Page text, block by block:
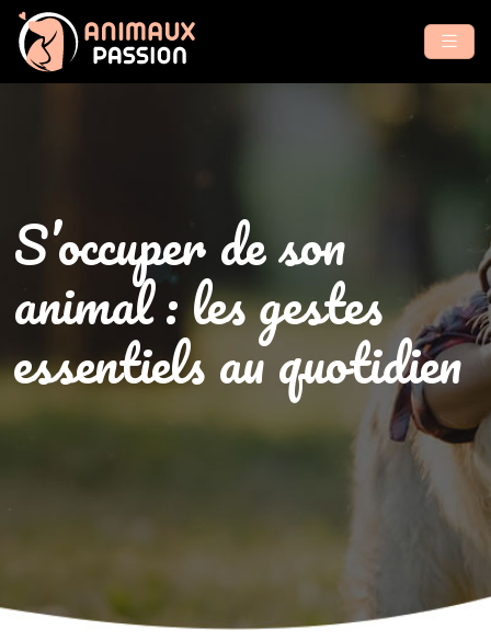
S’occuper de son
animal : les gestes
essentiels au quotidien